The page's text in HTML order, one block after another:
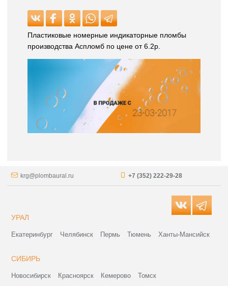
Пластиковые номерные индикаторные пломбы
производства Аспломб по цене от 6.2р.
krg@plombaural.ru +7 (352) 222-29-28
УРАЛ
Екатеринбург Челябинск Пермь Тюмень Ханты-Мансийск
СИБИРЬ
Новосибирск Красноярск Кемерово Томск